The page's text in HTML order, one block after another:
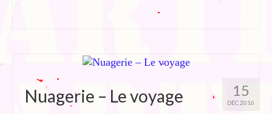
15
DÉC 2016
Nuagerie – Le voyage